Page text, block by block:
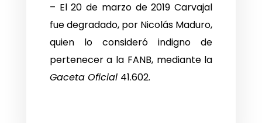
– El 20 de marzo de 2019 Carvajal
fue degradado, por Nicolás Maduro,
quien lo consideró indigno de
pertenecer a la FANB, mediante la
Gaceta Oficial 41.602.